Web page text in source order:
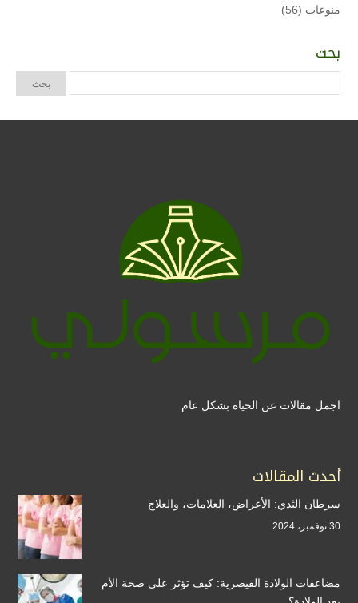
منوعات (56)
بحث
اجمل مقالات عن الحياة بشكل عام
أحدث المقالات
سرطان الثدي: الأعراض، العلامات، والعلاج
30 نوفمبر، 2024
مضاعفات الولادة القيصرية: كيف تؤثر على صحة الأم